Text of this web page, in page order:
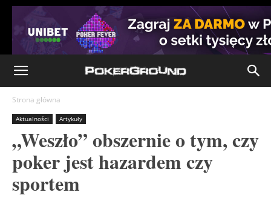
Strona główna
Aktualności Artykuły
„Weszło” obszernie o tym, czy
poker jest hazardem czy
sportem